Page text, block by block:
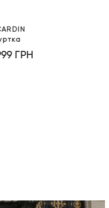
ГРН